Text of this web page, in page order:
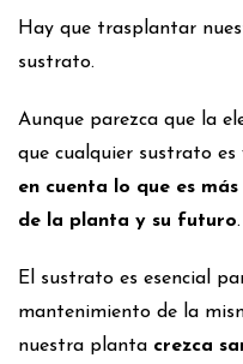
Hay que trasplantar
sustrato.
Aunque parezca que la
que cualquier sustrato es
en cuenta lo que es
de la planta y su futuro.
El sustrato es esencial
mantenimiento de la
nuestra planta crezca